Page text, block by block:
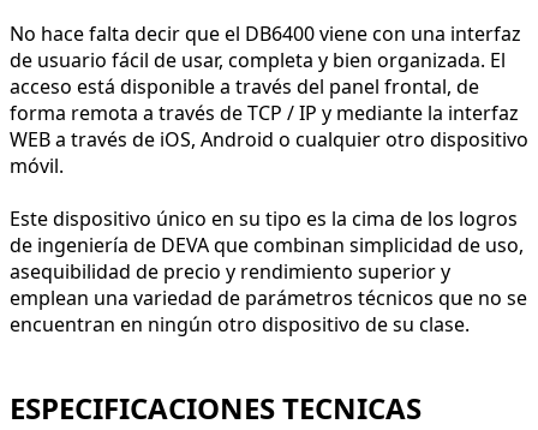
No hace falta decir que el DB6400 viene con una interfaz
de usuario fácil de usar, completa y bien organizada. El
acceso está disponible a través del panel frontal, de
forma remota a través de TCP / IP y mediante la interfaz
WEB a través de iOS, Android o cualquier otro dispositivo
móvil.
Este dispositivo único en su tipo es la cima de los logros
de ingeniería de DEVA que combinan simplicidad de uso,
asequibilidad de precio y rendimiento superior y
emplean una variedad de parámetros técnicos que no se
encuentran en ningún otro dispositivo de su clase.
ESPECIFICACIONES TECNICAS